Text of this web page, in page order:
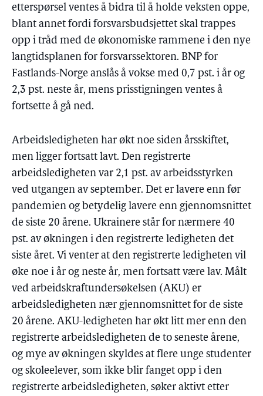
etterspørsel ventes å bidra til å holde veksten oppe,
blant annet fordi forsvarsbudsjettet skal trappes
opp i tråd med de økonomiske rammene i den nye
langtidsplanen for forsvarssektoren. BNP for
Fastlands-Norge anslås å vokse med 0,7 pst. i år og
2,3 pst. neste år, mens prisstigningen ventes å
fortsette å gå ned.
Arbeidsledigheten har økt noe siden årsskiftet,
men ligger fortsatt lavt. Den registrerte
arbeidsledigheten var 2,1 pst. av arbeidsstyrken
ved utgangen av september. Det er lavere enn før
pandemien og betydelig lavere enn gjennomsnittet
de siste 20 årene. Ukrainere står for nærmere 40
pst. av økningen i den registrerte ledigheten det
siste året. Vi venter at den registrerte ledigheten vil
øke noe i år og neste år, men fortsatt være lav. Målt
ved arbeidskraftundersøkelsen (AKU) er
arbeidsledigheten nær gjennomsnittet for de siste
20 årene. AKU-ledigheten har økt litt mer enn den
registrerte arbeidsledigheten de to seneste årene,
og mye av økningen skyldes at flere unge studenter
og skoleelever, som ikke blir fanget opp i den
registrerte arbeidsledigheten, søker aktivt etter